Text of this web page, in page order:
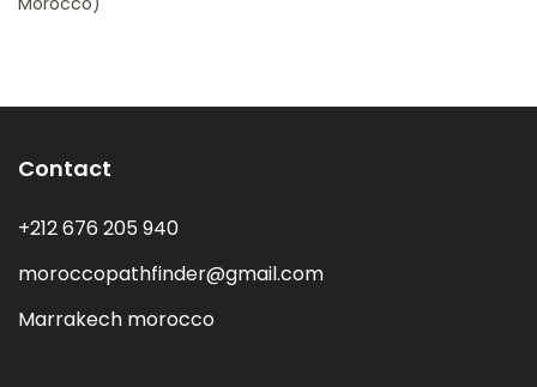
Contact
+212 676 205 940
moroccopathfinder@gmail.com
Marrakech morocco